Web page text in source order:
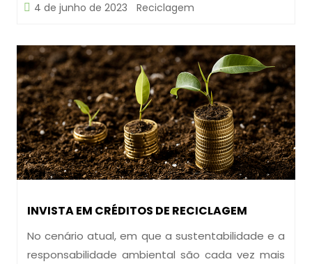
4 de junho de 2023 Reciclagem
INVISTA EM CRÉDITOS DE RECICLAGEM
No cenário atual, em que a sustentabilidade e a
responsabilidade ambiental são cada vez mais